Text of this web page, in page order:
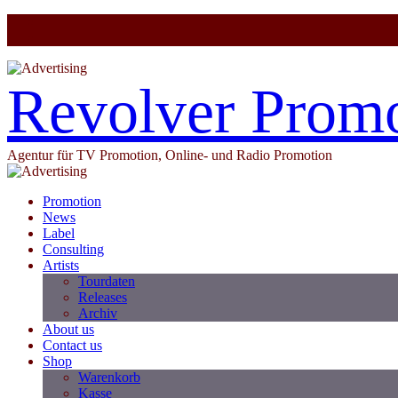
Revolver
Agentur für TV Promotion, Online- und Radio Promotion
Promotion
News
Label
Consulting
Artists
Tourdaten
Releases
Archiv
About us
Contact us
Shop
Warenkorb
Kasse